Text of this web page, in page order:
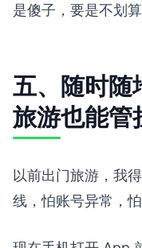
是傻子，要是不划
五、随时随
旅游也能管
以前出门旅游，我
线，怕账号异常，怕